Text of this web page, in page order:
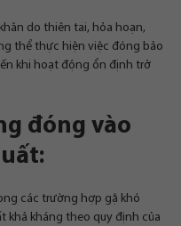
do thiên tai, hỏa hoạn,
thể thực hiện việc đóng bảo
khi hoạt động ổn định trở
đóng vào
các trường hợp gặ khó
khả kháng theo quy định của